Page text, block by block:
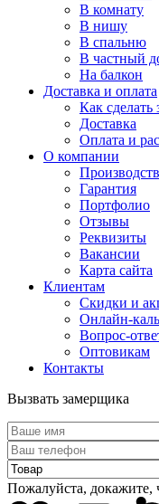
В комнату
В нишу
В спальню
В частный
На балкон
Доставка и оплата
Как сделать
Доставка
Оплата и
О компании
Гарантия
Портфолио
Отзывы
Реквизиты
Вакансии
Карта сайта
Клиентам
Скидки и
Онлайн-
Вопрос-
Оптовикам
Контакты
Вызвать замерщика
Пожалуйста, докажите,